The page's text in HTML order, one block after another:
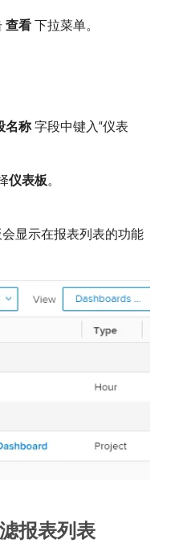
查看 ​下拉菜单。
名称​字段中键入“仪表
仪表板。
显示在报表列表的功能
报表列表